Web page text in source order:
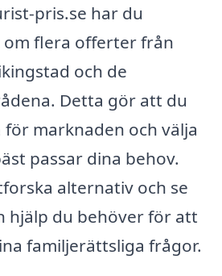
pris.se har du
flera offerter från
och de
Detta gör att du
för marknaden och välja
passar dina behov.
alternativ och se
hjälp du behöver för att
familjerättsliga frågor.